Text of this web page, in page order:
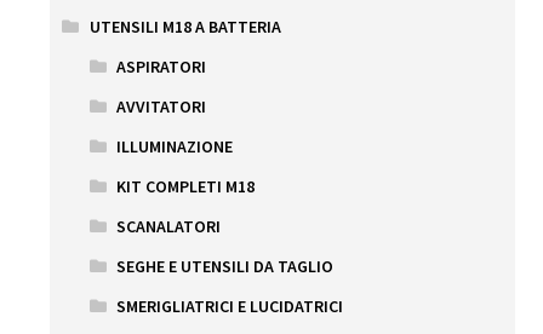
UTENSILI M18 A BATTERIA
ASPIRATORI
AVVITATORI
ILLUMINAZIONE
KIT COMPLETI M18
SCANALATORI
SEGHE E UTENSILI DA TAGLIO
SMERIGLIATRICI E LUCIDATRICI